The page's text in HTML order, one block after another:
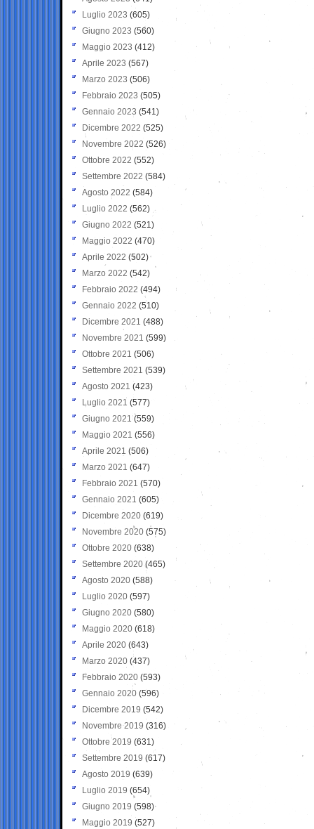
Luglio 2023 (605)
Giugno 2023 (560)
Maggio 2023 (412)
Aprile 2023 (567)
Marzo 2023 (506)
Febbraio 2023 (505)
Gennaio 2023 (541)
Dicembre 2022 (525)
Novembre 2022 (526)
Ottobre 2022 (552)
Settembre 2022 (584)
Agosto 2022 (584)
Luglio 2022 (562)
Giugno 2022 (521)
Maggio 2022 (470)
Aprile 2022 (502)
Marzo 2022 (542)
Febbraio 2022 (494)
Gennaio 2022 (510)
Dicembre 2021 (488)
Novembre 2021 (599)
Ottobre 2021 (506)
Settembre 2021 (539)
Agosto 2021 (423)
Luglio 2021 (577)
Giugno 2021(559)
Maggio 2021 (556)
Aprile 2021 (506)
Marzo 2021 (647)
Febbraio 2021 (570)
Gennaio 2021 (605)
Dicembre 2020 (619)
Novembre 2020 (575)
Ottobre 2020 (638)
Settembre 2020(465)
Agosto 2020 (588)
Luglio 2020 (597)
Giugno 2020 (580)
Maggio 2020 (618)
Aprile 2020 (643)
Marzo 2020 (437)
Febbraio 2020 (593)
Gennaio 2020 (596)
Dicembre 2019 (542)
Novembre 2019 (316)
Ottobre 2019 (631)
Settembre 2019 (617)
Agosto 2019 (639)
Luglio 2019 (654)
Giugno 2019 (598)
Maggio 2019 (527)